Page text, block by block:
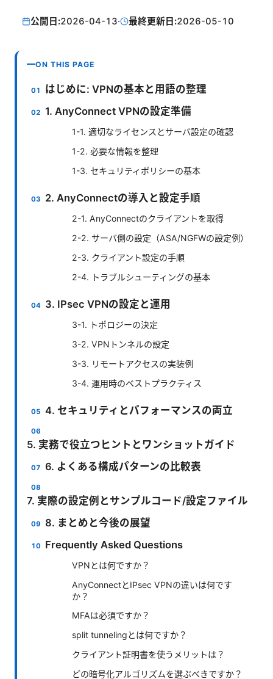
公開日:2026-04-13· 最終更新日:2026-05-10
ON THIS PAGE
はじめに: VPNの基本と用語の整理
1. AnyConnect VPNの設定準備
1-1. 適切なライセンスとサーバ設定の確認
1-2. 必要な情報を整理
1-3. セキュリティポリシーの基本
2. AnyConnectの導入と設定手順
2-1. AnyConnectのクライアントを取得
2-2. サーバ側の設定（ASA/NGFWの設定例）
2-3. クライアント設定の手順
2-4. トラブルシューティングの基本
3. IPsec VPNの設定と運用
3-1. トポロジーの決定
3-2. VPNトンネルの設定
3-3. リモートアクセスの実装例
3-4. 運用時のベストプラクティス
4. セキュリティとパフォーマンスの両立
5. 実務で役立つヒントとワンショットガイド
6. よくある構成パターンの比較表
7. 実際の設定例とサンプルコード/設定ファイル
8. まとめと今後の展望
Frequently Asked Questions
VPNとは何ですか？
AnyConnectとIPsec VPNの違いは何です
か？
MFAは必須ですか？
split tunnelingとは何ですか？
クライアント証明書を使うメリットは？
どの暗号化アルゴリズムを選ぶべきですか？